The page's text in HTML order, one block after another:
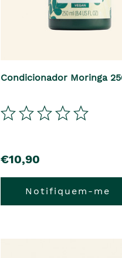
Condicionador Moringa
€10,90
Notifiquem-me